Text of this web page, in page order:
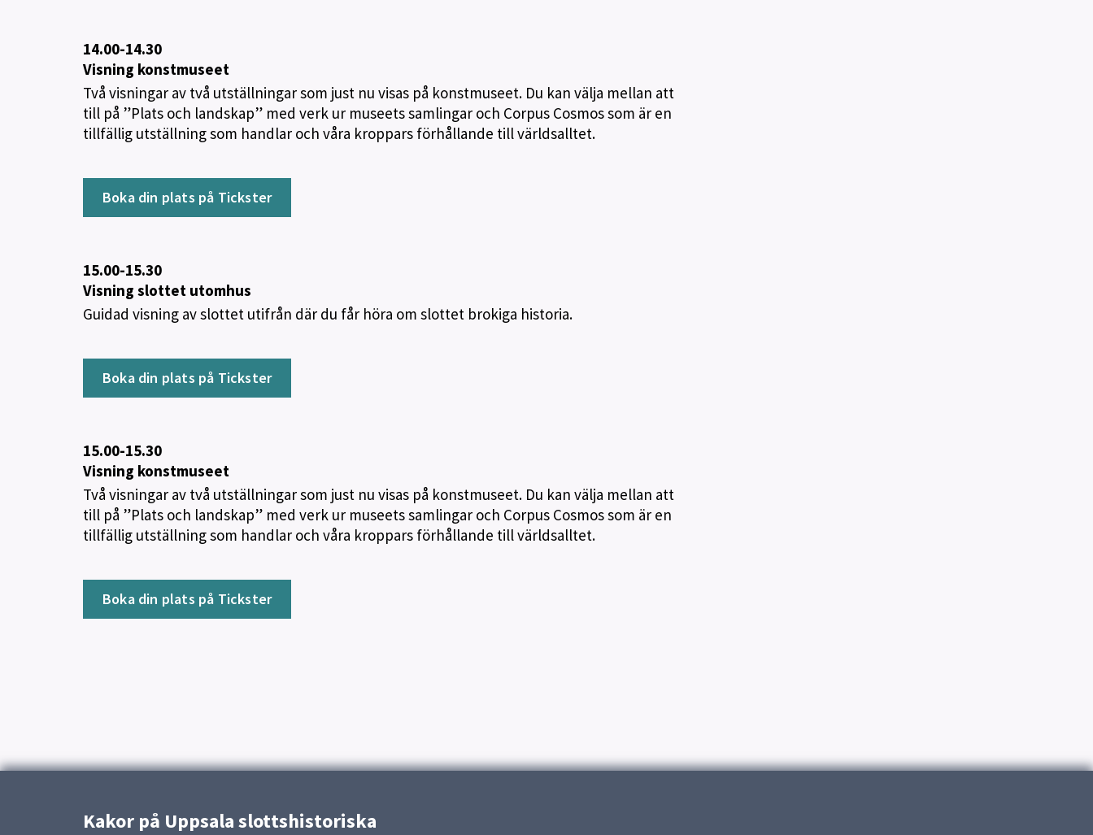
14.00-14.30
Visning konstmuseet
Två visningar av två utställningar som just nu visas på konstmuseet. Du kan välja mellan att
till på ”Plats och landskap” med verk ur museets samlingar och Corpus Cosmos som är en
tillfällig utställning som handlar och våra kroppars förhållande till världsalltet.
Boka din plats på Tickster
15.00-15.30
Visning slottet utomhus
Guidad visning av slottet utifrån där du får höra om slottet brokiga historia.
Boka din plats på Tickster
15.00-15.30
Visning konstmuseet
Två visningar av två utställningar som just nu visas på konstmuseet. Du kan välja mellan att
till på ”Plats och landskap” med verk ur museets samlingar och Corpus Cosmos som är en
tillfällig utställning som handlar och våra kroppars förhållande till världsalltet.
Boka din plats på Tickster
Kakor på Uppsala slottshistoriska